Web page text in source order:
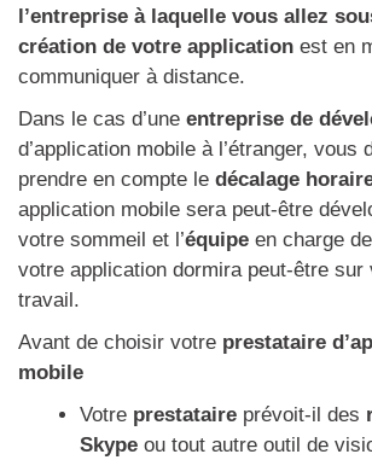
l’entreprise à laquelle vous allez
création de votre application est en
communiquer à distance.
Dans le cas d’une entreprise de
d’application mobile à l’étranger, vous
prendre en compte le décalage
application mobile sera peut-être
votre sommeil et l’équipe en charge
votre application dormira peut-être sur
travail.
Avant de choisir votre prestataire
mobile
Votre prestataire prévoit-il des
Skype ou tout autre outil de